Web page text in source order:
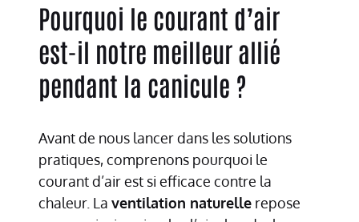
Pourquoi le courant d’air
est-il notre meilleur allié
pendant la canicule ?
Avant de nous lancer dans les solutions
pratiques, comprenons pourquoi le
courant d’air est si efficace contre la
chaleur. La ventilation naturelle repose